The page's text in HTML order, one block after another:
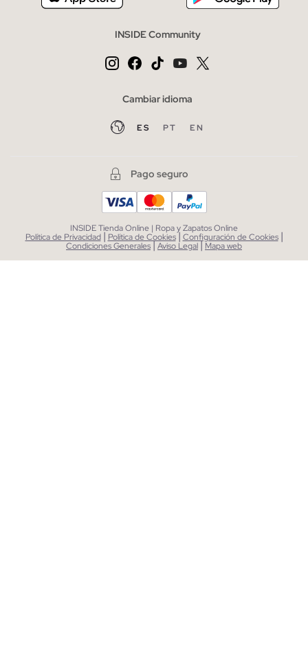
INSIDE Community
Cambiar idioma
ES PT EN
Pago seguro
INSIDE Tienda Online | Ropa y Zapatos Online
Política de Privacidad | Política de Cookies| Configuración de Cookies |
Condiciones Generales|Aviso Legal| Mapa web